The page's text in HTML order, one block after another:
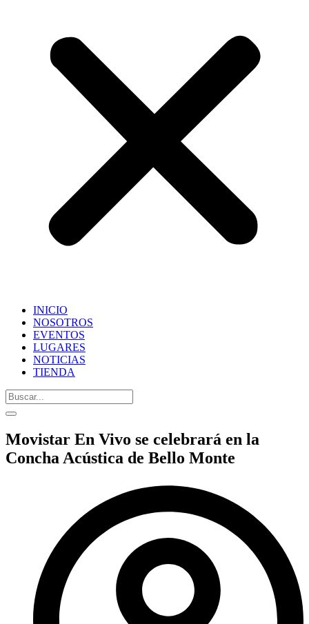
INICIO
NOSOTROS
EVENTOS
LUGARES
NOTICIAS
TIENDA
Movistar En Vivo se celebrará en la
Concha Acústica de Bello Monte